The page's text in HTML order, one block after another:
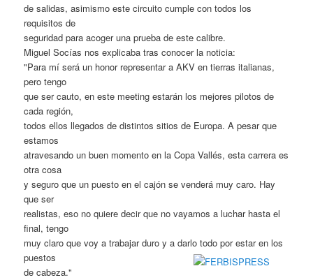
de salidas, asimismo este circuito cumple con todos los
requisitos de
seguridad para acoger una prueba de este calibre.
Miguel Socías nos explicaba tras conocer la noticia:
"Para mí será un honor representar a AKV en tierras italianas,
pero tengo
que ser cauto, en este meeting estarán los mejores pilotos de
cada región,
todos ellos llegados de distintos sitios de Europa. A pesar que
estamos
atravesando un buen momento en la Copa Vallés, esta carrera es
otra cosa
y seguro que un puesto en el cajón se venderá muy caro. Hay
que ser
realistas, eso no quiere decir que no vayamos a luchar hasta el
final, tengo
muy claro que voy a trabajar duro y a darlo todo por estar en los
puestos
de cabeza."